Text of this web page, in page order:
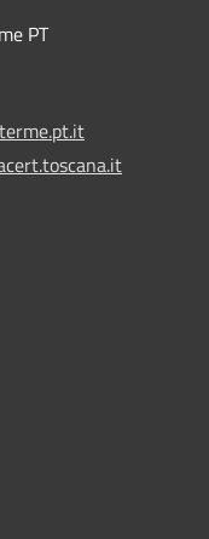
PT